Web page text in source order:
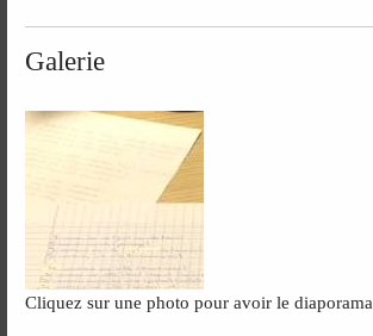
Galerie
Cliquez sur une photo pour avoir le diaporama